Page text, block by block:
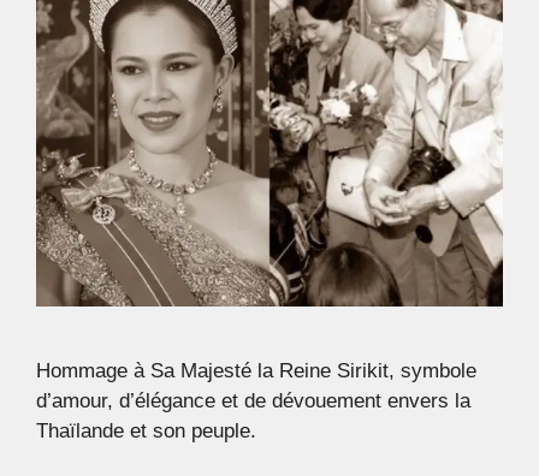
Hommage à Sa Majesté la Reine Sirikit, symbole
d’amour, d’élégance et de dévouement envers la
Thaïlande et son peuple.